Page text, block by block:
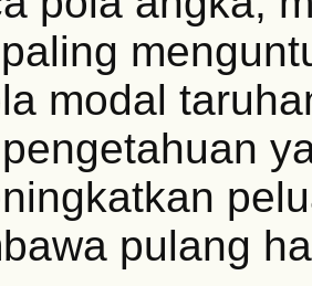
modal
pulang